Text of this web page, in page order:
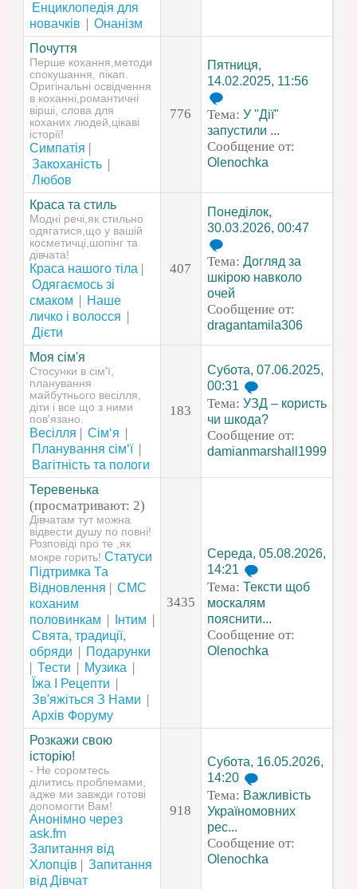
Енциклопедія для
новачків
Онанізм
Почуття
Перше кохання,методи
спокушання, пікап.
Оригінальні освідчення
в коханні,романтичні
вірші, слова для
коханих людей,цікаві
історії!
Симпатія
Закоханість
Любов
776
Пятниця,
14.02.2025, 11:56
Тема: У "Дії"
запустили ...
Сообщение от:
Olenochka
Краса та стиль
Модні речі,як стильно
одягатися,що у вашій
косметичці,шопінг та
дівчата!
Краса нашого тіла|
Одягаємось зі
смаком
Наше
личко і волосся
Дієти
407
Понеділок,
30.03.2026, 00:47
Тема: Догляд за
шкірою навколо
очей
Сообщение от:
dragantamila306
Моя сім'я
Стосунки в сім'ї,
планування
майбутнього весілля,
діти і все що з ними
пов'язано.
Весілля Сім‘я
Планування сім‘ї
Вагітність та пологи
183
Субота, 07.06.2025,
00:31
Тема: УЗД – користь
чи шкода?
Сообщение от:
damianmarshall1999
Теревенька
(просматривают: 2)
Дівчатам тут можна
відвести душу по повні!
Розповіді про те ,як
мокре горить! Статуси
Підтримка Та
Відновлення
СМС
коханим
половинкам
Інтим
Свята, традиції,
обряди
Подарунки
Тести Музика
Їжа І Рецепти
Зв'яжіться З Нами
Архів Форуму
3435
Середа, 05.08.2026,
14:21
Тема: Тексти щоб
москалям
пояснити...
Сообщение от:
Olenochka
Розкажи свою
історію!
- Не соромтесь
ділитись проблемами,
адже ми завжди готові
допомогти Вам!
Анонімно через
ask.fm
Запитання від
Хлопців
Запитання
від Дівчат
918
Субота, 16.05.2026,
14:20
Тема: Важливість
Україномовних
рес...
Сообщение от:
Olenochka